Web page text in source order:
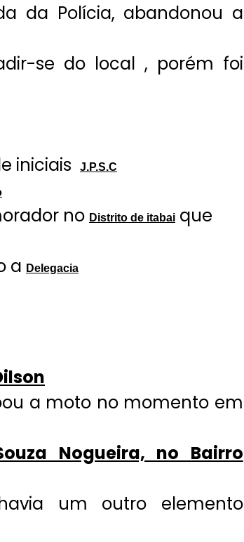
da Polícia, abandonou a
se do local , porém foi
iniciais
J.P.S.C
no Distrito de itabai que
a Delegacia
a moto no momento em
Nogueira, no Bairro
um outro elemento